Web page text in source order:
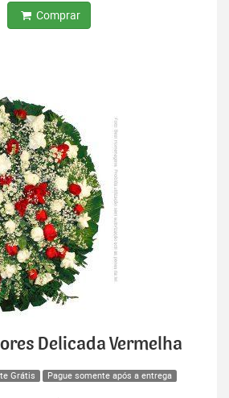
Comprar
Delicada Vermelha
Grátis Pague somente após a entrega